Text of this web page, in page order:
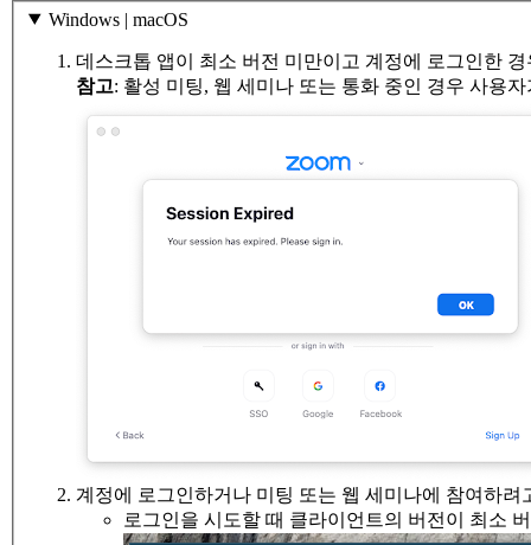
Windows | macOS
데스크톱 앱이 최소 버전 미만이고 계정에 로그인한
참고: 활성 미팅, 웹 세미나 또는 통화 중인 경우 사용
계정에 로그인하거나 미팅 또는 웹 세미나에 참여하
로그인을 시도할 때 클라이언트의 버전이 최소